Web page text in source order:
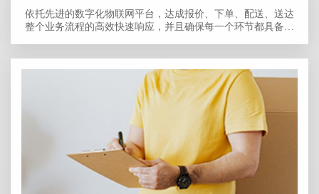
依托先进的数字化物联网平台，达成报价、下单、配送、送达
整个业务流程的高效快速响应，并且确保每一个环节都具备可
全面提升客户体验和企业运营效率。